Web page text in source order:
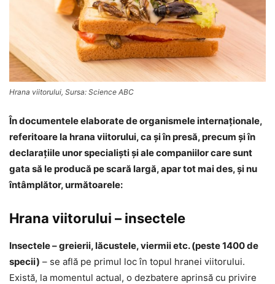
Hrana viitorului, Sursa: Science ABC
În documentele elaborate de organismele internaţionale,
referitoare la hrana viitorului, ca şi în presă, precum şi în
declaraţiile unor specialişti şi ale companiilor care sunt
gata să le producă pe scară largă, apar tot mai des, şi nu
întâmplător, următoarele:
Hrana viitorului – insectele
Insectele – greierii, lăcustele, viermii etc. (peste 1400 de
specii) – se află pe primul loc în topul hranei viitorului.
Există, la momentul actual, o dezbatere aprinsă cu privire